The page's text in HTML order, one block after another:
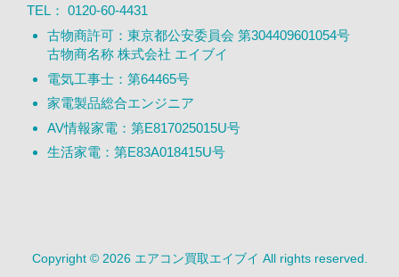
TEL： 0120-60-4431
古物商許可：東京都公安委員会 第304409601054号
古物商名称 株式会社 エイブイ
電気工事士：第64465号
家電製品総合エンジニア
AV情報家電：第E817025015U号
生活家電：第E83A018415U号
Copyright © 2026 エアコン買取エイブイ All rights reserved.